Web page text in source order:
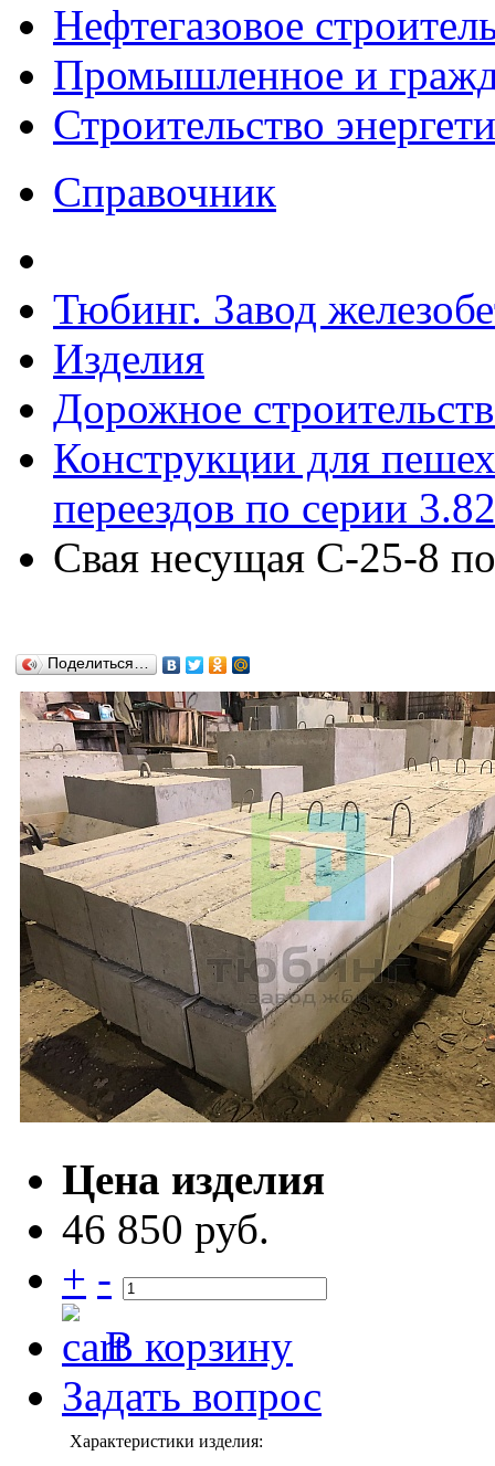
Нефтегазовое
Промышленное и
Строительство
Справочник
Тюбинг. Завод
Изделия
Дорожное
Конструкции для
переездов по серии
Свая несущая С-25-8
Поделиться…
Цена изделия
46 850 руб.
+ -
В корзину
Задать вопрос
Характеристики изделия: